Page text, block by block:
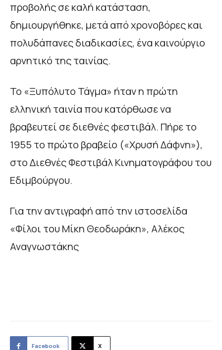
προβολής σε καλή κατάσταση,
δημιουργήθηκε, μετά από χρονοβόρες και
πολυδάπανες διαδικασίες, ένα καινούργιο
αρνητικό της ταινίας.
Το «Ξυπόλυτο Τάγμα» ήταν η πρώτη
ελληνική ταινία που κατόρθωσε να
βραβευτεί σε διεθνές φεστιβάλ. Πήρε το
1955 το πρώτο βραβείο («Χρυσή Δάφνη»),
στο Διεθνές Φεστιβάλ Κινηματογράφου του
Εδιμβούργου.
Για την αντιγραφή από την ιστοσελίδα
«Φίλοι του Μίκη Θεοδωράκη», Αλέκος
Αναγνωστάκης
Facebook X